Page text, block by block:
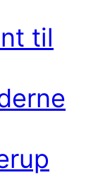
til